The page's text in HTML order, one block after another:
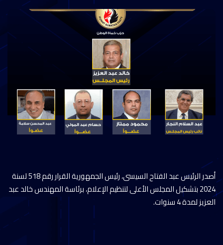
أصدر الرئيس عبد الفتاح السيسى، رئيس الجمهورية القرار رقم 518 لسنة
2024 بتشكيل المجلس الأعلى لتنظيم الإعلام، برئاسة المهندس خالد عبد
العزيز لمدة 4 سنوات.